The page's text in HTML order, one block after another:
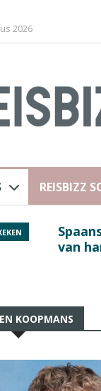
2026
REISBIZZ
van
KOOPMANS